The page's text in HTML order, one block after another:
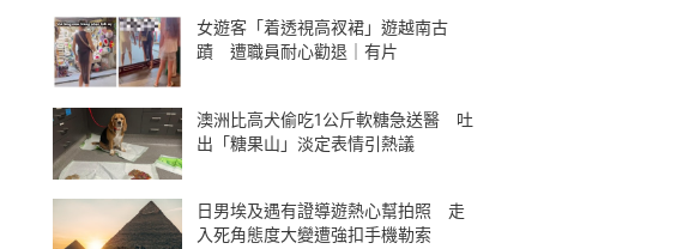
女遊客「着透視高衩裙」遊越南古
蹟 遭職員耐心勸退｜有片
澳洲比高犬偷吃1公斤軟糖急送醫 吐
出「糖果山」淡定表情引熱議
日男埃及遇有證導遊熱心幫拍照 走
入死角態度大變遭強扣手機勒索